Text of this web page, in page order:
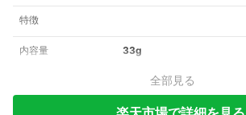
特徴
内容量 33g
全部見る